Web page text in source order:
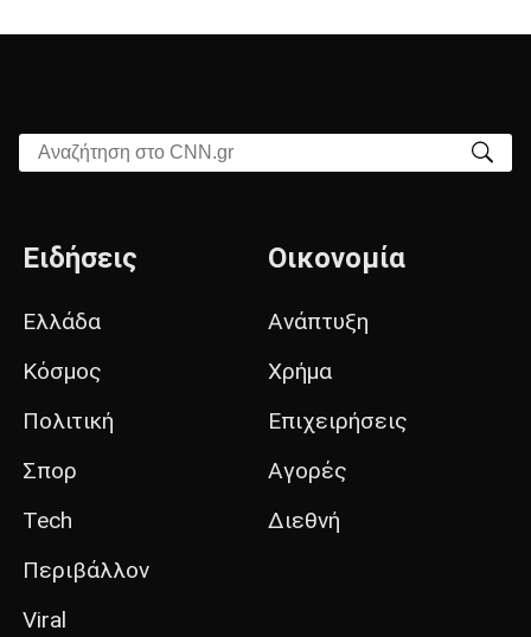
Αναζήτηση στο CNN.gr
Ειδήσεις
Ελλάδα
Κόσμος
Πολιτική
Σπορ
Tech
Περιβάλλον
Viral
Οικονομία
Ανάπτυξη
Χρήμα
Επιχειρήσεις
Αγορές
Διεθνή